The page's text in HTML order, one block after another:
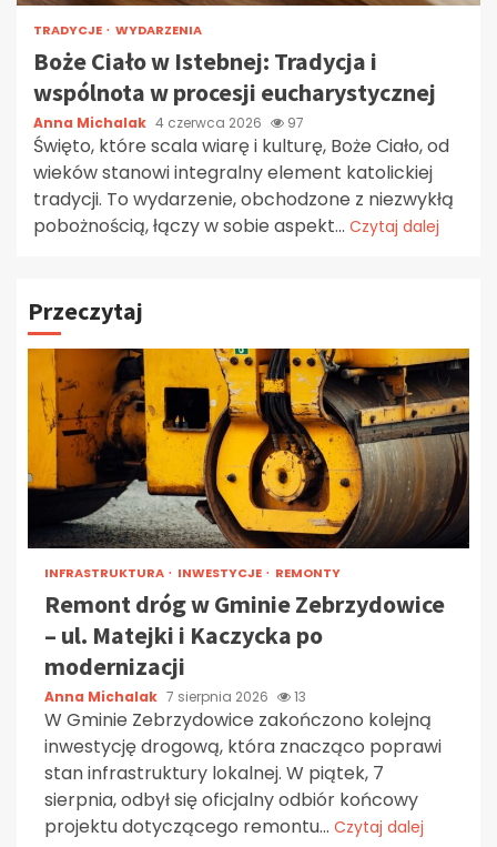
TRADYCJE WYDARZENIA
Boże Ciało w Istebnej: Tradycja i
wspólnota w procesji eucharystycznej
Anna Michalak 4 czerwca 2026 97
Święto, które scala wiarę i kulturę, Boże Ciało, od
wieków stanowi integralny element katolickiej
tradycji. To wydarzenie, obchodzone z niezwykłą
pobożnością, łączy w sobie aspekt... Czytaj dalej
Przeczytaj
INFRASTRUKTURA INWESTYCJE REMONTY
Remont dróg w Gminie Zebrzydowice
– ul. Matejki i Kaczycka po
modernizacji
Anna Michalak 7 sierpnia 2026 13
W Gminie Zebrzydowice zakończono kolejną
inwestycję drogową, która znacząco poprawi
stan infrastruktury lokalnej. W piątek, 7
sierpnia, odbył się oficjalny odbiór końcowy
projektu dotyczącego remontu... Czytaj dalej